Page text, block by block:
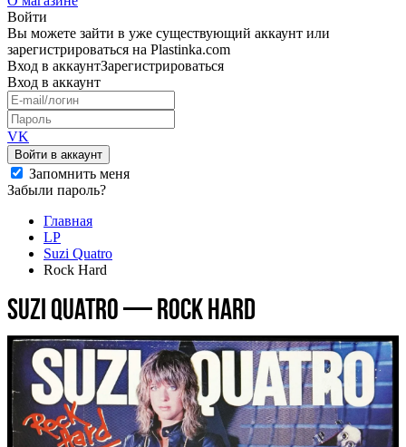
Войти
Вы можете зайти в уже существующий аккаунт или
зарегистрироваться на Plastinka.com
Вход в аккаунтЗарегистрироваться
Вход в аккаунт
VK
Войти в аккаунт
Запомнить меня
Забыли пароль?
Главная
LP
Suzi Quatro
Rock Hard
Suzi Quatro — Rock Hard